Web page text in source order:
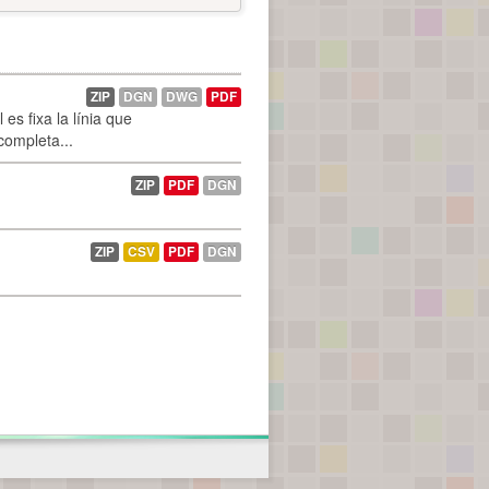
es fixa la línia que
ZIP DGN DWG PDF
ZIP PDF DGN
ZIP CSV PDF DGN